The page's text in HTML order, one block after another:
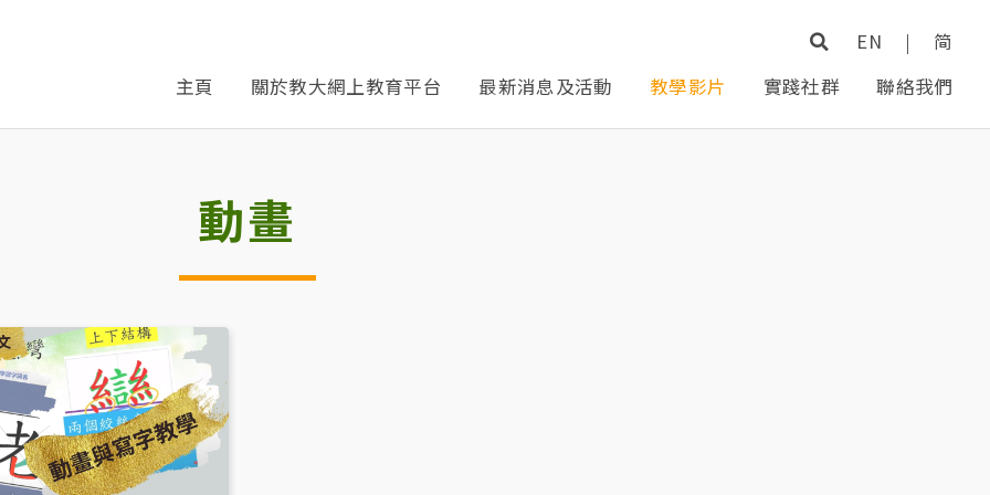
EN |
简
主頁
關於教大網上教育平台 最新消息及活動 教學影片 實踐社群 聯絡我們
動畫